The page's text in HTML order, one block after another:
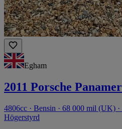
Egham
2011 Porsche
4806cc · Bensin · 68 000 mil (UK) ·
Högerstyrd